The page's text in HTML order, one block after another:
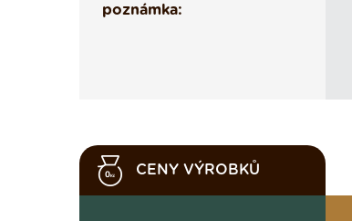
poznámka:
CENY VÝROBKŮ